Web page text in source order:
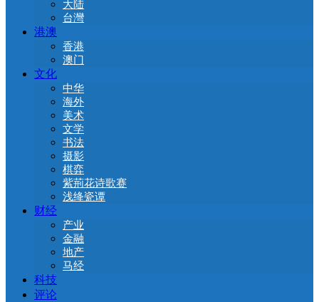
大陆
台灣
港澳
香港
澳门
文化
中华
海外
美术
文学
书法
摄影
棋弈
紫荊花诗歌赛
浅绛瓷谭
财经
产业
金融
地产
马经
科技
评论